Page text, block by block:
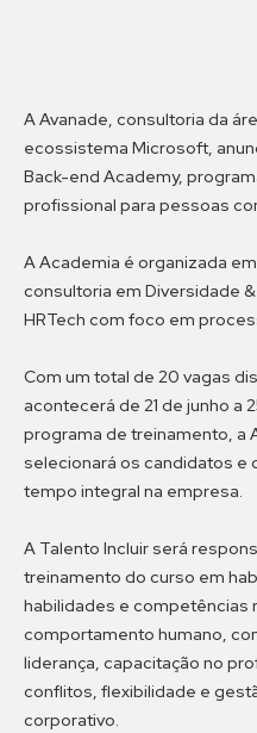
A Avanade, consultoria da
ecossistema Microsoft,
Back-end Academy,
profissional para pessoas
A Academia é organizada
consultoria em Diversidade
HRTech com foco em
Com um total de 20 vagas
acontecerá de 21 de junho a
programa de treinamento, a
selecionará os candidatos e
tempo integral na empresa.
A Talento Incluir será
treinamento do curso em
habilidades e competências
comportamento humano,
liderança, capacitação no
conflitos, flexibilidade e
corporativo.